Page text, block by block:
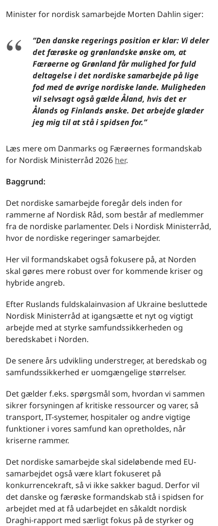
Minister for nordisk samarbejde Morten Dahlin siger:
”Den danske regerings position er klar: Vi deler
det færøske og grønlandske ønske om, at
Færøerne og Grønland får mulighed for fuld
deltagelse i det nordiske samarbejde på lige
fod med de øvrige nordiske lande. Muligheden
vil selvsagt også gælde Åland, hvis det er
Ålands og Finlands ønske. Det arbejde glæder
jeg mig til at stå i spidsen for.”
Læs mere om Danmarks og Færøernes formandskab
for Nordisk Ministerråd 2026 her.
Baggrund:
Det nordiske samarbejde foregår dels inden for
rammerne af Nordisk Råd, som består af medlemmer
fra de nordiske parlamenter. Dels i Nordisk Ministerråd,
hvor de nordiske regeringer samarbejder.
Her vil formandskabet også fokusere på, at Norden
skal gøres mere robust over for kommende kriser og
hybride angreb.
Efter Ruslands fuldskalainvasion af Ukraine besluttede
Nordisk Ministerråd at igangsætte et nyt og vigtigt
arbejde med at styrke samfundssikkerheden og
beredskabet i Norden.
De senere års udvikling understreger, at beredskab og
samfundssikkerhed er uomgængelige størrelser.
Det gælder f.eks. spørgsmål som, hvordan vi sammen
sikrer forsyningen af kritiske ressourcer og varer, så
transport, IT-systemer, hospitaler og andre vigtige
funktioner i vores samfund kan opretholdes, når
kriserne rammer.
Det nordiske samarbejde skal sideløbende med EU-
samarbejdet også være klart fokuseret på
konkurrencekraft, så vi ikke sakker bagud. Derfor vil
det danske og færøske formandskab stå i spidsen for
arbejdet med at få udarbejdet en såkaldt nordisk
Draghi-rapport med særligt fokus på de styrker og